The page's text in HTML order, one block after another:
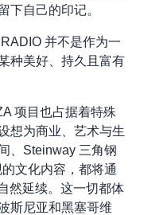
下自己的印记。
并不是作为一
种美好、持久且富有
项目也占据着特殊
想为商业、艺术与生
、Steinway 三角钢
文化内容，都将通
然延续。这一切都体
斯尼亚和黑塞哥维